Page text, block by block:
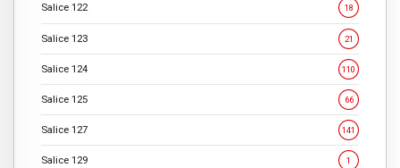
Salice 122 18
Salice 123 21
Salice 124 110
Salice 125 66
Salice 127 141
Salice 129 1